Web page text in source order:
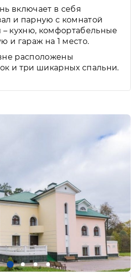
включает в себя
и парную с комнатой
– кухню, комфортабельные
и гараж на 1 место.
расположены
и три шикарных спальни.